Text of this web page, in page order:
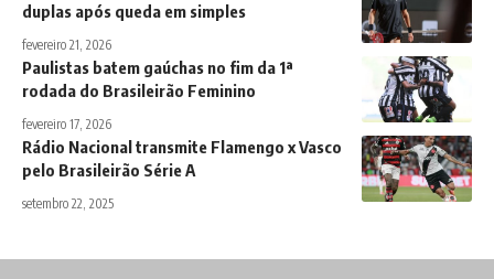
duplas após queda em simples
fevereiro 21, 2026
Paulistas batem gaúchas no fim da 1ª
rodada do Brasileirão Feminino
fevereiro 17, 2026
Rádio Nacional transmite Flamengo x Vasco
pelo Brasileirão Série A
setembro 22, 2025